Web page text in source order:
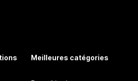
Meilleures catégories